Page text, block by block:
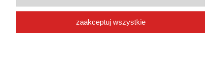
Informacje
O nas
zaakceptuj wszystkie